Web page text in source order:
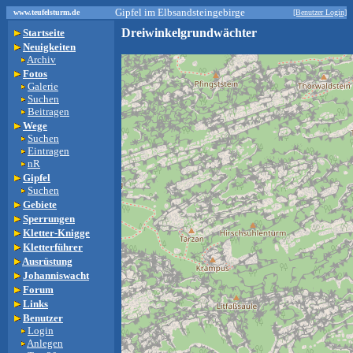
www.teufelsturm.de Gipfel im Elbsandsteingebirge [Benutzer Login]
Startseite
Neuigkeiten
Archiv
Fotos
Galerie
Suchen
Beitragen
Wege
Suchen
Eintragen
nR
Gipfel
Suchen
Gebiete
Sperrungen
Kletter-Knigge
Kletterführer
Ausrüstung
Johanniswacht
Forum
Links
Benutzer
Login
Anlegen
Dreiwinkelgrundwächter